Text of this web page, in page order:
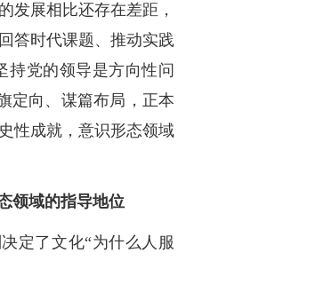
发展相比还存在差距，
答时代课题、推动实践
持党的领导是方向性问
定向、谋篇布局，正本
性成就，意识形态领域
领域的指导地位
定了文化“为什么人服